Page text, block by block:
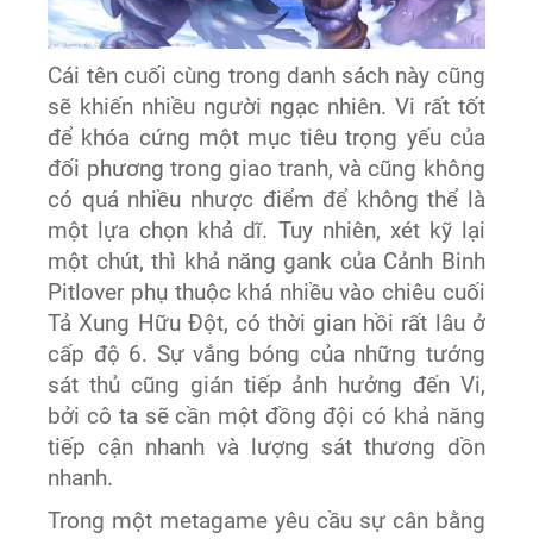
Cái tên cuối cùng trong danh sách này cũng
sẽ khiến nhiều người ngạc nhiên. Vi rất tốt
để khóa cứng một mục tiêu trọng yếu của
đối phương trong giao tranh, và cũng không
có quá nhiều nhược điểm để không thể là
một lựa chọn khả dĩ. Tuy nhiên, xét kỹ lại
một chút, thì khả năng gank của Cảnh Binh
Pitlover phụ thuộc khá nhiều vào chiêu cuối
Tả Xung Hữu Đột, có thời gian hồi rất lâu ở
cấp độ 6. Sự vắng bóng của những tướng
sát thủ cũng gián tiếp ảnh hưởng đến Vi,
bởi cô ta sẽ cần một đồng đội có khả năng
tiếp cận nhanh và lượng sát thương dồn
nhanh.
Trong một metagame yêu cầu sự cân bằng